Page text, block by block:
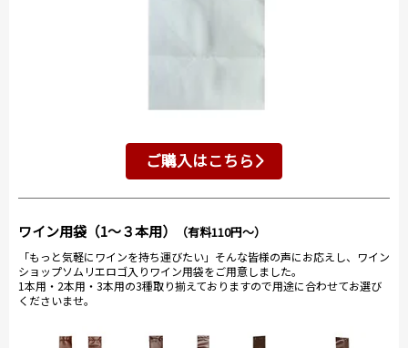
ご購入はこちら
ワイン用袋（1～３本用） （有料110円～）
「もっと気軽にワインを持ち運びたい」そんな皆様の声にお応えし、ワイン
ショップソムリエロゴ入りワイン用袋をご用意しました。
1本用・2本用・3本用の3種取り揃えておりますので用途に合わせてお選び
くださいませ。